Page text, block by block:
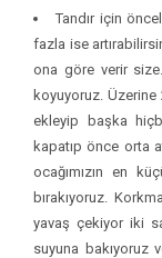
Tandır için
fazla ise
ona göre verir
koyuyoruz.
ekleyip başka
kapatıp önce orta
ocağımızın en
bırakıyoruz.
yavaş çekiyor iki
suyuna bakıyoruz